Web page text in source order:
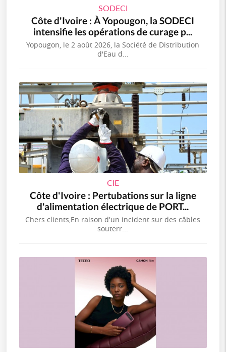
SODECI
Côte d'Ivoire : À Yopougon, la SODECI
intensifie les opérations de curage p...
Yopougon, le 2 août 2026, la Société de Distribution
d'Eau d...
CIE
Côte d'Ivoire : Pertubations sur la ligne
d'alimentation électrique de PORT...
Chers clients,En raison d'un incident sur des câbles
souterr...